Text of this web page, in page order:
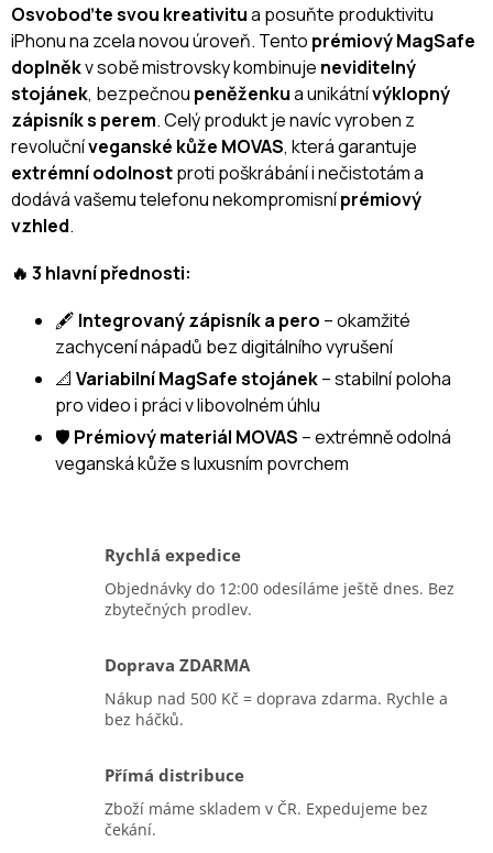
Osvoboďte svou kreativitua posuňte produktivitu
iPhonu na zcela novou úroveň. Tento prémiový MagSafe
doplněkv sobě mistrovsky kombinuje neviditelný
stojánek, bezpečnou peněženkua unikátnívýklopný
zápisník s perem. Celý produkt je navíc vyroben z
revolučníveganské kůže MOVAS, která garantuje
extrémní odolnostproti poškrábání i nečistotám a
dodává vašemu telefonu nekompromisníprémiový
vzhled.
🔥 3 hlavní přednosti:
🖋️ Integrovaný zápisník a pero – okamžité
zachycení nápadů bez digitálního vyrušení
📐 Variabilní MagSafe stojánek– stabilní poloha
pro video i práci v libovolném úhlu
🛡️ Prémiový materiál MOVAS – extrémně odolná
veganská kůže s luxusním povrchem
Rychlá expedice
Objednávky do 12:00 odesíláme ještě dnes. Bez
zbytečných prodlev.
Doprava ZDARMA
Nákup nad 500 Kč = doprava zdarma. Rychle a
bez háčků.
Přímá distribuce
Zboží máme skladem v ČR. Expedujeme bez
čekání.